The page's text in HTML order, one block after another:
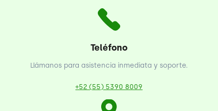
Teléfono
Llámanos para asistencia inmediata y soporte.
+52 (55) 5390 8009